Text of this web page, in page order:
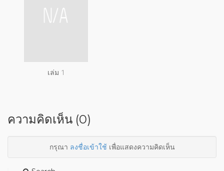
เล่ม 1
ความคิดเห็น (0)
กรุณา ลงชื่อเข้าใช้เพื่อแสดงความคิดเห็น